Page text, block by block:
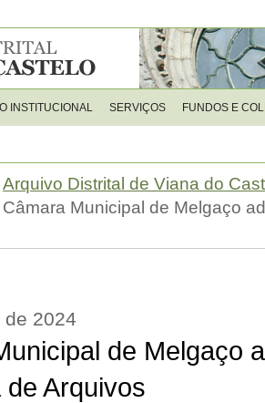
INSTITUCIONAL SERVIÇOS FUNDOS E
Arquivo Distrital de Viana do
Câmara Municipal de Melgaço
de 2024
de Melgaço
Arquivos